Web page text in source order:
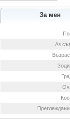
За мен
Аз